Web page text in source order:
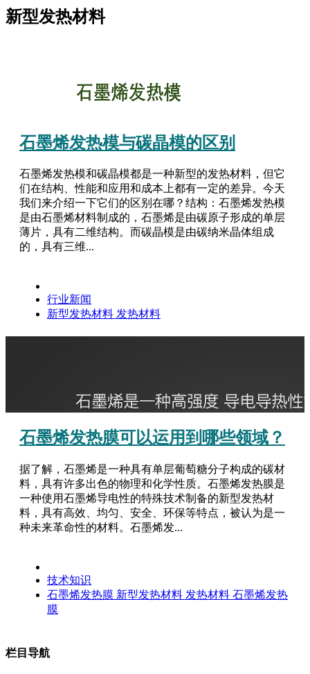
新型发热材料
石墨烯发热模与碳晶模的区别
石墨烯发热模和碳晶模都是一种新型的发热材料，但它
们在结构、性能和应用和成本上都有一定的差异。今天
我们来介绍一下它们的区别在哪？结构：石墨烯发热模
是由石墨烯材料制成的，石墨烯是由碳原子形成的单层
薄片，具有二维结构。而碳晶模是由碳纳米晶体组成
的，具有三维...
行业新闻
新型发热材料 发热材料
石墨烯发热膜可以运用到哪些领域？
据了解，石墨烯是一种具有单层葡萄糖分子构成的碳材
料，具有许多出色的物理和化学性质。石墨烯发热膜是
一种使用石墨烯导电性的特殊技术制备的新型发热材
料，具有高效、均匀、安全、环保等特点，被认为是一
种未来革命性的材料。石墨烯发...
技术知识
石墨烯发热膜 新型发热材料 发热材料 石墨烯发热
膜
栏目导航